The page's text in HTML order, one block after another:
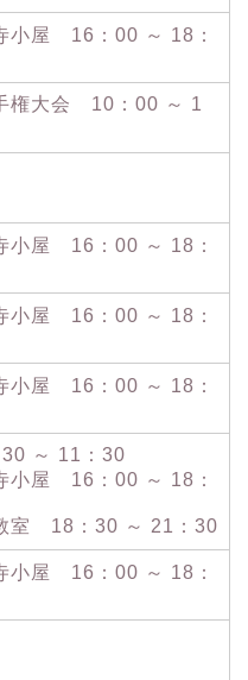
小屋 16：00 ～ 18：
権大会 10：00 ～ 1
小屋 16：00 ～ 18：
小屋 16：00 ～ 18：
小屋 16：00 ～ 18：
～ 11：30
小屋 16：00 ～ 18：
室 18：30 ～ 21：30
小屋 16：00 ～ 18：